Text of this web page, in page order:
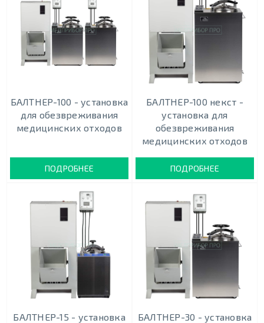
БАЛТНЕР-100 - установка
для обезвреживания
медицинских отходов
ПОДРОБНЕЕ
БАЛТНЕР-100 некст -
установка для
обезвреживания
медицинских отходов
ПОДРОБНЕЕ
БАЛТНЕР-15 - установка БАЛТНЕР-30 - установка